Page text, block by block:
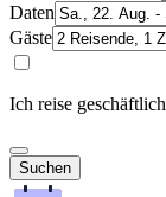
Daten
Gäste
Ich reise geschäftlich
Suchen